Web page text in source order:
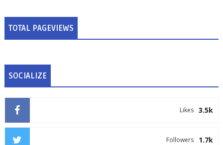
TOTAL PAGEVIEWS
SOCIALIZE
3.5k
Likes
1.7k
Followers